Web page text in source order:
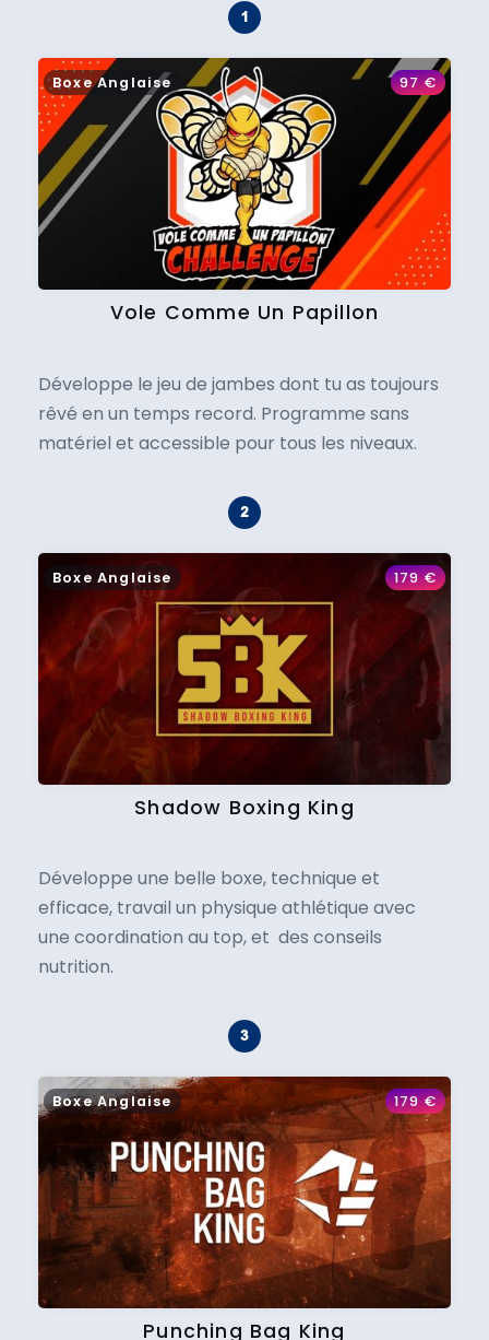
Boxe Anglaise 97€
Vole Comme Un Papillon
Développe le jeu de jambes dont tu as toujours
rêvé en un temps record. Programme sans
matériel et accessible pour tous les niveaux.
Boxe Anglaise 179€
Shadow Boxing King
Développe une belle boxe, technique et
efficace, travail un physique athlétique avec
une coordination au top, et des conseils
nutrition.
Boxe Anglaise 179€
Punching Bag King